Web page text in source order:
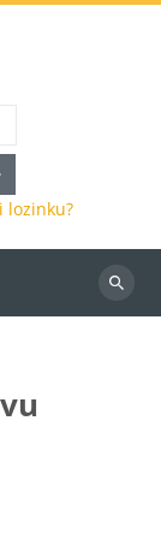
lozinku?
Pretraži